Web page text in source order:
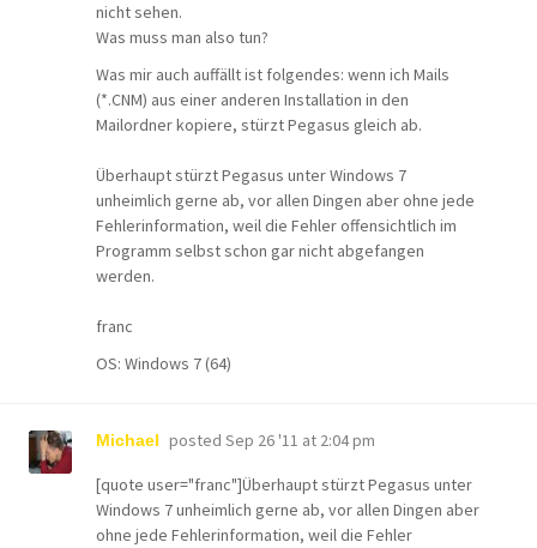
nicht sehen.
Was muss man also tun?
Was mir auch auffällt ist folgendes: wenn ich Mails
(*.CNM) aus einer anderen Installation in den
Mailordner kopiere, stürzt Pegasus gleich ab.
Überhaupt stürzt Pegasus unter Windows 7
unheimlich gerne ab, vor allen Dingen aber ohne jede
Fehlerinformation, weil die Fehler offensichtlich im
Programm selbst schon gar nicht abgefangen
werden.
franc
OS: Windows 7 (64)
Michael posted Sep 26 '11 at 2:04 pm
[quote user="franc"]Überhaupt stürzt Pegasus unter
Windows 7 unheimlich gerne ab, vor allen Dingen aber
ohne jede Fehlerinformation, weil die Fehler